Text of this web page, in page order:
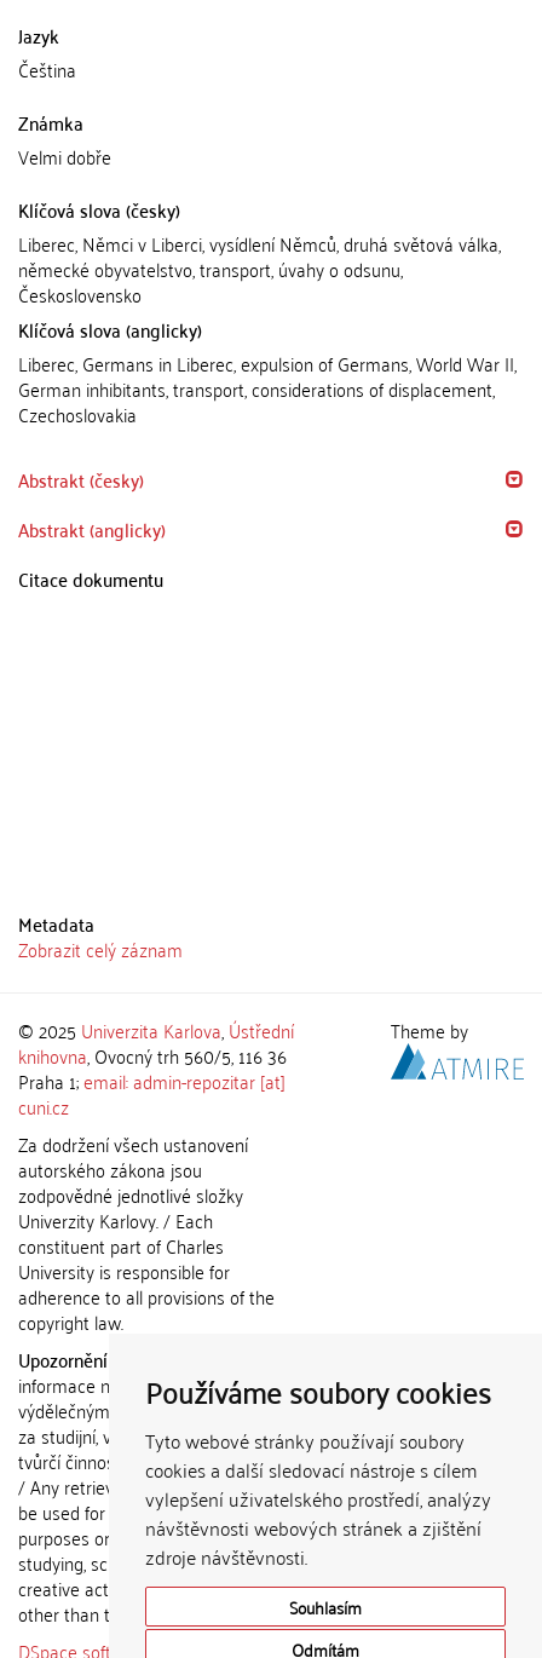
Používáme soubory cookies
Tyto webové stránky používají soubory
cookies a další sledovací nástroje s cílem
vylepšení uživatelského prostředí, analýzy
návštěvnosti webových stránek a zjištění
zdroje návštěvnosti.
Souhlasím
Odmítám
Jazyk
Čeština
Známka
Velmi dobře
Klíčová slova (česky)
Liberec, Němci v Liberci, vysídlení Němců, druhá světová válka,
německé obyvatelstvo, transport, úvahy o odsunu,
Československo
Klíčová slova (anglicky)
Liberec, Germans in Liberec, expulsion of Germans, World War II,
German inhibitants, transport, considerations of displacement,
Czechoslovakia
Abstrakt (česky)
Abstrakt (anglicky)
Citace dokumentu
Metadata
Zobrazit celý záznam
© 2025 Univerzita Karlova,Ústřední
knihovna, Ovocný trh 560/5, 116 36
Praha 1;email: admin-repozitar [at]
cuni.cz
Za dodržení všech ustanovení
autorského zákona jsou
zodpovědné jednotlivé složky
Univerzity Karlovy. / Each
constituent part of Charles
University is responsible for
adherence to all provisions of the
copyright law.
Upozornění / Notice:
informace nemohou být použity k
výdělečným účelům nebo vydávány
za studijní, vědeckou nebo jinou
tvůrčí činnost jiné osoby než autora.
/ Any retrieved information shall not
be used for any commercial
purposes or claimed as results of
studying, scientific or any other
creative activities of any person
other than the author.
DSpace software
copyright © 2002-
Theme by